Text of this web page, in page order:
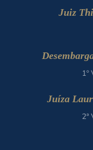
Juiz
1º
Juíza
2ª